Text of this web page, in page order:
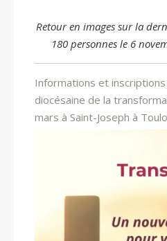
Retour en images sur la
180 personnes le 6
Informations et
diocésaine de la
mars à Saint-Joseph à